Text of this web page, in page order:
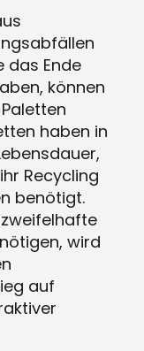
das Ende
können
haben in
Recycling
benötigt.
wird
auf